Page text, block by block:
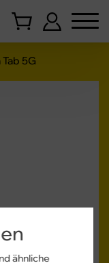
5G
ähnliche